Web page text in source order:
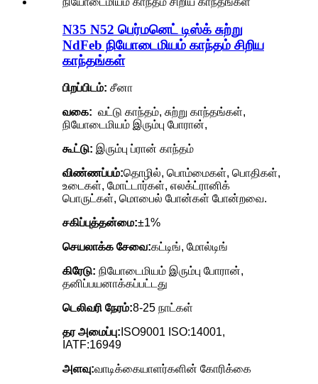
N35 N52 பெர்மனெட் டிஸ்க் சுற்று
NdFeb நியோடைமியம் காந்தம் சிறிய
காந்தங்கள்
பிறப்பிடம்: சீனா
வகை: வட்டு காந்தம், சுற்று காந்தங்கள்,
நியோடைமியம் இரும்பு போரான்,
கூட்டு: இரும்பு ப்ரான் காந்தம்
விண்ணப்பம்:தொழில், பொம்மைகள், பொதிகள்,
உடைகள், மோட்டார்கள், எலக்ட்ரானிக்
பொருட்கள், மொபைல் போன்கள் போன்றவை.
சகிப்புத்தன்மை:±1%
செயலாக்க சேவை:கட்டிங், மோல்டிங்
கிரேடு: நியோடைமியம் இரும்பு போரான்,
தனிப்பயனாக்கப்பட்டது
டெலிவரி நேரம்:8-25 நாட்கள்
தர அமைப்பு: ISO9001 ISO:14001,
IATF:16949
அளவு:வாடிக்கையாளர்களின் கோரிக்கை